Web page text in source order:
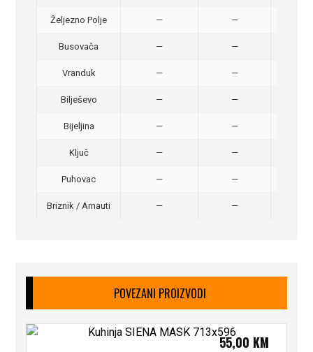
Željezno Polje — —
Busovača — —
Vranduk — —
Bilješevo — —
Bijeljina — —
Ključ — —
Puhovac — —
Briznik / Arnauti — —
POVEZANI PROIZVODI
55,00 KM